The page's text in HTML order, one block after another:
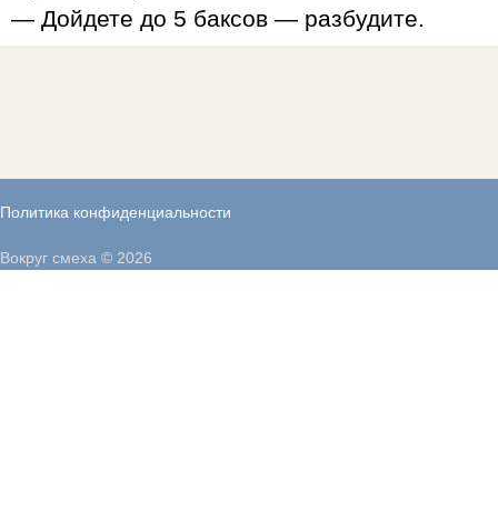
— Дойдете до 5 баксов — разбудите.
Политика конфиденциальности
Вокруг смеха © 2026